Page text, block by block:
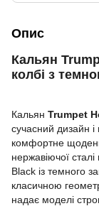
Опис
Кальян
колбі з
Кальян Trumpet
сучасний дизайн і
комфортне
нержавіючої
Black із темного
класичною
надає моделі